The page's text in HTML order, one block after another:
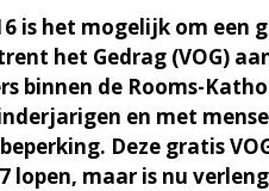
is het mogelijk om een
het Gedrag (VOG)
binnen de Rooms-
en met
Deze gratis
lopen, maar is nu